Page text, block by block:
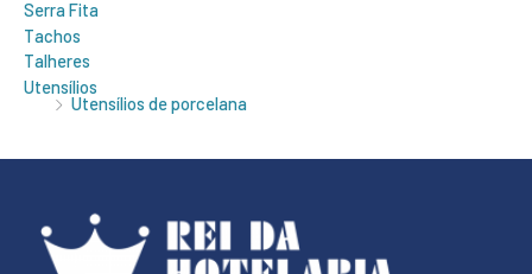
Serra Fita
Tachos
Talheres
Utensílios
Utensílios de porcelana